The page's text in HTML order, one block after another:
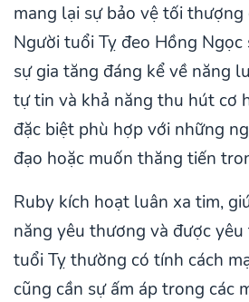
mang lại sự bảo vệ tối thượng
Người tuổi Tỵ đeo Hồng Ngọc
sự gia tăng đáng kể về năng
tự tin và khả năng thu hút cơ
đặc biệt phù hợp với những
đạo hoặc muốn thăng tiến
Ruby kích hoạt luân xa tim,
năng yêu thương và được
tuổi Tỵ thường có tính cách
cũng cần sự ấm áp trong các